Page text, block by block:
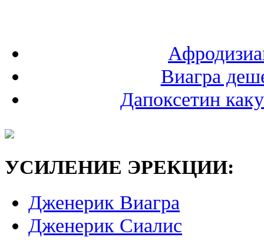
Виагра
Дапоксетин
УСИЛЕНИЕ ЭРЕКЦИИ:
Дженерик Виагра
Дженерик Сиалис